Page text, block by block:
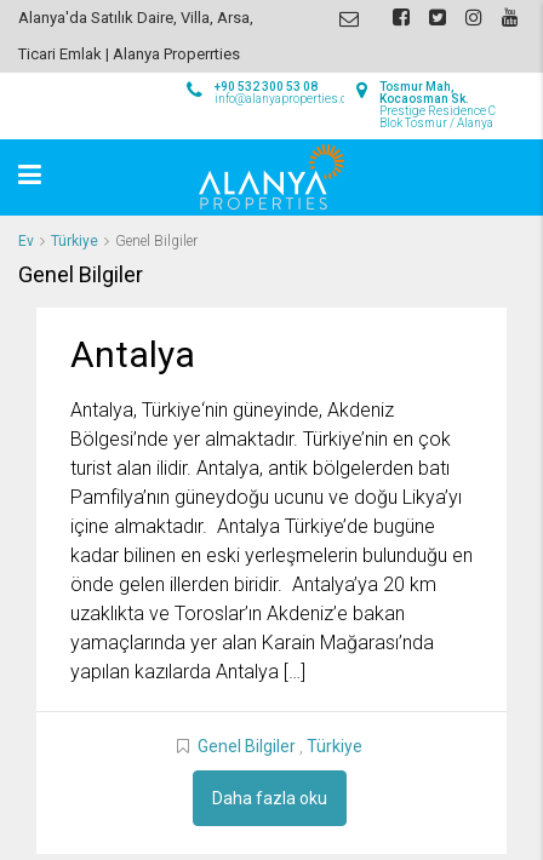
Alanya'da Satılık Daire, Villa, Arsa,
Ticari Emlak | Alanya Properrties
Tosmur Mah,
Kocaosman Sk.
Prestige Residence C
Blok Tosmur / Alanya
+90 532 300 53 08
info@alanyaproperties.com
Ev Türkiye Genel Bilgiler
Genel Bilgiler
Antalya
Antalya, Türkiye‘nin güneyinde, Akdeniz
Bölgesi’nde yer almaktadır. Türkiye’nin en çok
turist alan ilidir. Antalya, antik bölgelerden batı
Pamfilya’nın güneydoğu ucunu ve doğu Likya’yı
içine almaktadır. Antalya Türkiye’de bugüne
kadar bilinen en eski yerleşmelerin bulunduğu en
önde gelen illerden biridir. Antalya’ya 20 km
uzaklıkta ve Toroslar’ın Akdeniz’e bakan
yamaçlarında yer alan Karain Mağarası’nda
yapılan kazılarda Antalya […]
Genel Bilgiler Türkiye
Daha fazla oku